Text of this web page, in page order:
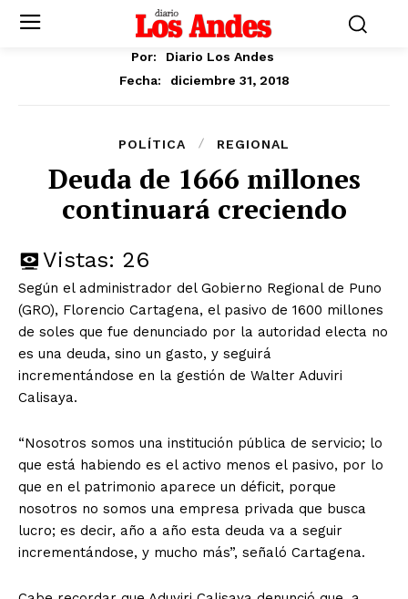
Por:
Diario Los Andes
Fecha:
diciembre 31, 2018
POLÍTICA REGIONAL
Deuda de 1666 millones
continuará creciendo
Vistas: 26
Según el administrador del Gobierno Regional de Puno
(GRO), Florencio Cartagena, el pasivo de 1600 millones
de soles que fue denunciado por la autoridad electa no
es una deuda, sino un gasto, y seguirá
incrementándose en la gestión de Walter Aduviri
Calisaya.
“Nosotros somos una institución pública de servicio; lo
que está habiendo es el activo menos el pasivo, por lo
que en el patrimonio aparece un déficit, porque
nosotros no somos una empresa privada que busca
lucro; es decir, año a año esta deuda va a seguir
incrementándose, y mucho más”, señaló Cartagena.